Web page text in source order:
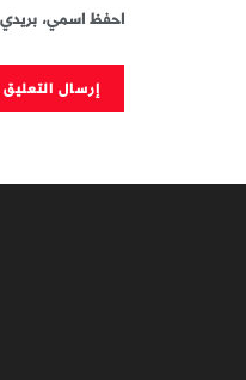
احفظ اسمي، بريدي